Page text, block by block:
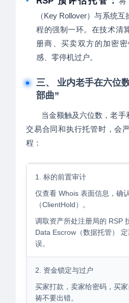
（Key Rollover）与系统
程的强制一环。在技术清
册商、买卖双方的加密
感、零停机过户。
三、 业内老手在六位
部曲”
当金额触及六位数，老手
交易合同和执行托管时，会
程：
1. 标的前置审计
仅查看 Whois 表面信息，确
（ClientHold）。
调取资产所处注册局的 RSP
Data Escrow（数据托管）
误。
2. 资金锁定与过户
买家打款，卖家给密码，买
祷不要出错。